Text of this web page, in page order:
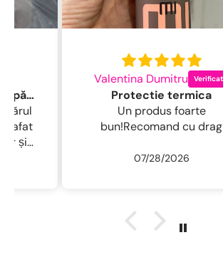
Excelentă perie pentru părul fin
și
Valentina Dumitru
Protectie termica
Un produs foarte
bun!Recomand cu drag
07/28/2026